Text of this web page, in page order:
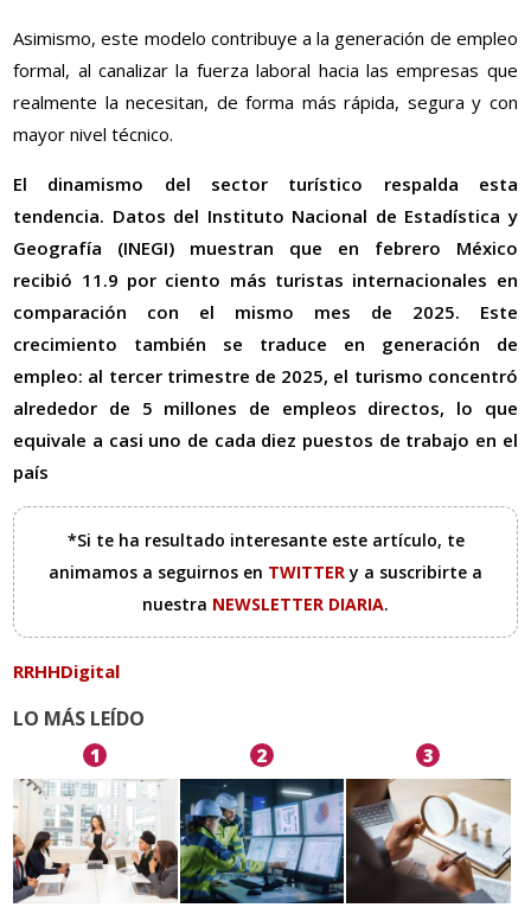
Asimismo, este modelo contribuye a la generación de empleo
formal, al canalizar la fuerza laboral hacia las empresas que
realmente la necesitan, de forma más rápida, segura y con
mayor nivel técnico.
El dinamismo del sector turístico respalda esta
tendencia. Datos del Instituto Nacional de Estadística y
Geografía (INEGI) muestran que en febrero México
recibió 11.9 por ciento más turistas internacionales en
comparación con el mismo mes de 2025. Este
crecimiento también se traduce en generación de
empleo: al tercer trimestre de 2025, el turismo concentró
alrededor de 5 millones de empleos directos, lo que
equivale a casi uno de cada diez puestos de trabajo en el
país
*Si te ha resultado interesante este artículo, te
animamos a seguirnos en TWITTERy a suscribirte a
nuestra NEWSLETTER DIARIA.
RRHHDigital
LO MÁS LEÍDO
1 2 3